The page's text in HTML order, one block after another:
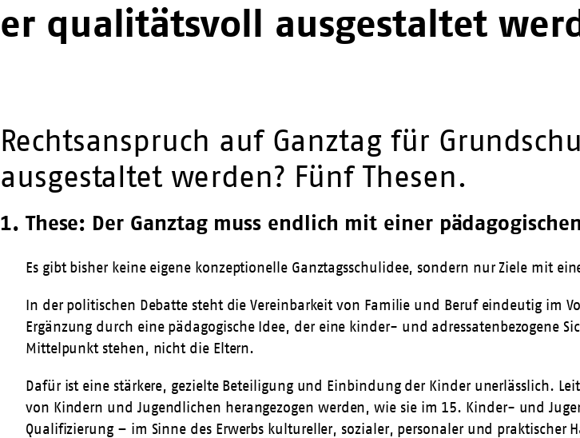
er qualitätsvoll ausgestaltet
Rechtsanspruch auf Ganztag für
ausgestaltet werden? Fünf Thesen.
1. These: Der Ganztag muss endlich mit einer
Es gibt bisher keine eigene konzeptionelle Ganztagsschulidee, sondern nur Ziele mit
In der politischen Debatte steht die Vereinbarkeit von Familie und Beruf eindeutig im
Ergänzung durch eine pädagogische Idee, der eine kinder- und adressatenbezogene
Mittelpunkt stehen, nicht die Eltern.
Dafür ist eine stärkere, gezielte Beteiligung und Einbindung der Kinder unerlässlich.
von Kindern und Jugendlichen herangezogen werden, wie sie im 15. Kinder- und
Qualifizierung – im Sinne des Erwerbs kultureller, sozialer, personaler und praktischer